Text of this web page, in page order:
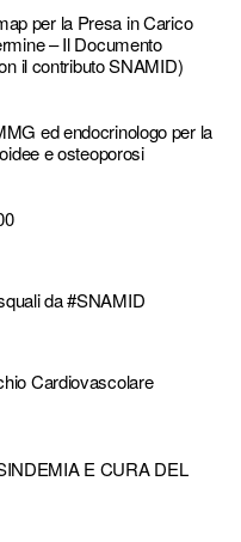
per la Presa in Carico
– Il Documento
il contributo SNAMID)
ed endocrinologo per la
e osteoporosi
da #SNAMID
Cardiovascolare
E CURA DEL